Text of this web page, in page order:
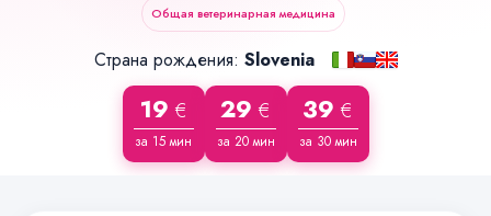
Общая ветеринарная медицина
Страна рождения: Slovenia
19 €
за 15 мин
29 €
за 20 мин
39 €
за 30 мин